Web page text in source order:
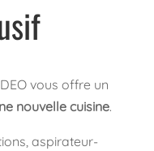
vous offre un
nouvelle cuisine.
aspirateur-